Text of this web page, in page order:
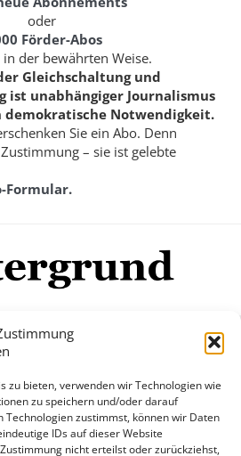
zu bieten, verwenden wir Technologien wie
zu speichern und/oder darauf
Technologien zustimmst, können wir Daten
IDs auf dieser Website
nicht erteilst oder zurückziehst,
oder
Förder-Abos
der bewährten Weise.
Gleichschaltung und
ist unabhängiger Journalismus
demokratische Notwendigkeit.
Sie ein Abo. Denn
– sie ist gelebte
Formular.
Mehr
2015 - 2026